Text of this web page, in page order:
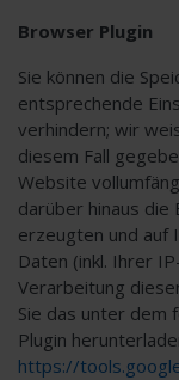
Browser Plugin
Sie können die
entsprechende
verhindern; wir
diesem Fall
Website
darüber hinaus die
erzeugten und auf
Daten (inkl. Ihrer
Verarbeitung
Sie das unter dem
Plugin
https://